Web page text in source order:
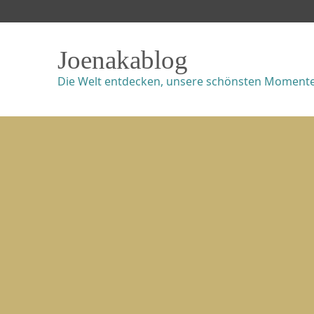
Joenakablog
Die Welt entdecken, unsere schönsten